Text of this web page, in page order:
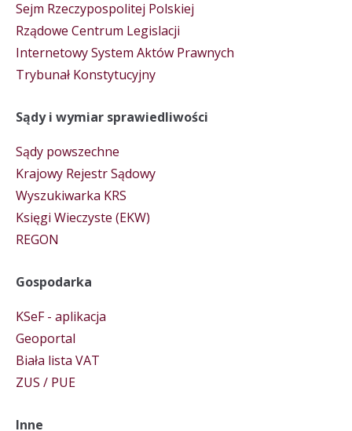
Sejm Rzeczypospolitej Polskiej
Rządowe Centrum Legislacji
Internetowy System Aktów Prawnych
Trybunał Konstytucyjny
Sądy i wymiar sprawiedliwości
Sądy powszechne
Krajowy Rejestr Sądowy
Wyszukiwarka KRS
Księgi Wieczyste (EKW)
REGON
Gospodarka
KSeF - aplikacja
Geoportal
Biała lista VAT
ZUS / PUE
Inne